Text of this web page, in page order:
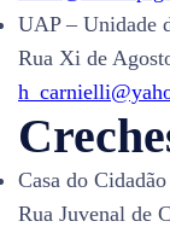
UAP – Unidade
Rua Xi de
Casa do
Rua Juvenal de